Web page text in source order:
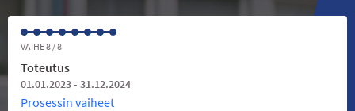
VAIHE 8 / 8
Toteutus
01.01.2023 - 31.12.2024
Prosessin vaiheet